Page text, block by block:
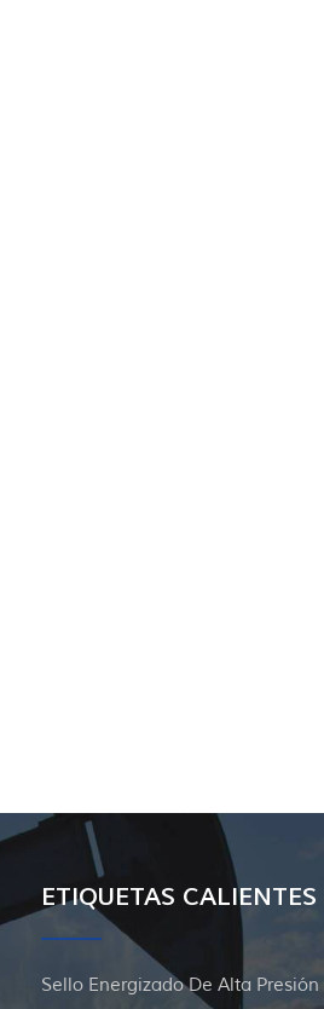
ETIQUETAS CALIENTES
Sello Energizado De Alta Presión